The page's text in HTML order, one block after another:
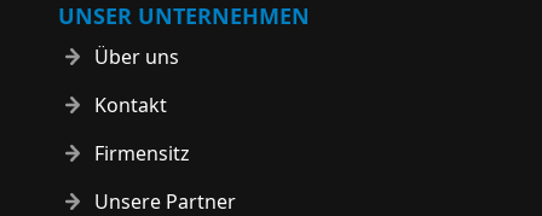
UNSER UNTERNEHMEN
Über uns
Kontakt
Firmensitz
Unsere Partner